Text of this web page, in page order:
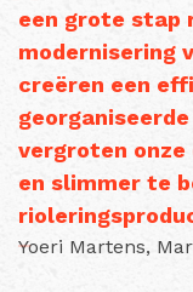
een grote stap
modernisering
creëren een
vergroten
en slimmer te
Yoeri Martens,